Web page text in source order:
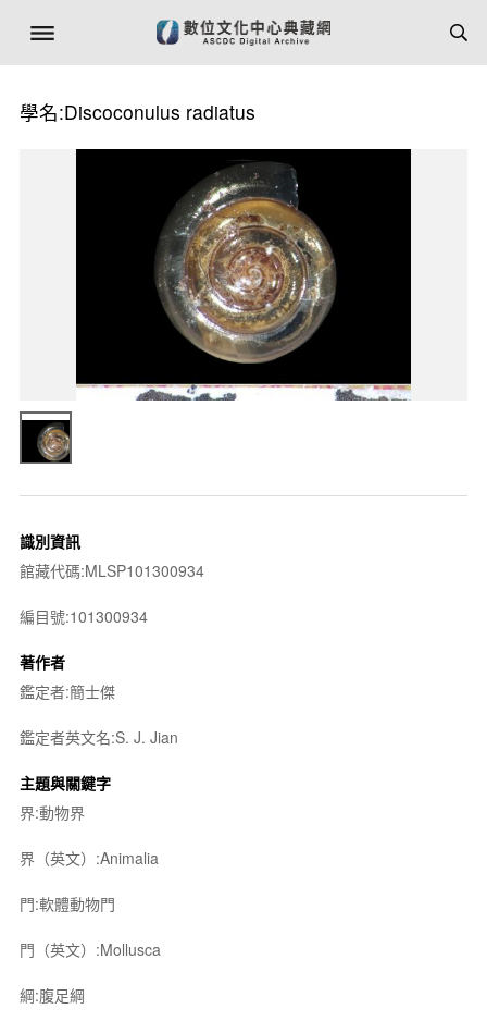
學名:Discoconulus radiatus
識別資訊
館藏代碼:MLSP101300934
編目號:101300934
著作者
鑑定者:簡士傑
鑑定者英文名:S. J. Jian
主題與關鍵字
界:動物界
界（英文）:Animalia
門:軟體動物門
門（英文）:Mollusca
綱:腹足綱